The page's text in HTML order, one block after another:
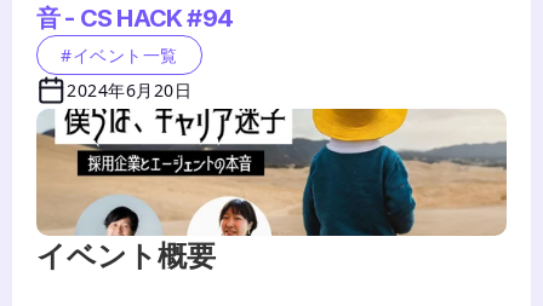
音 - CS HACK #94
#イベント一覧
2024年6月20日
イベント概要